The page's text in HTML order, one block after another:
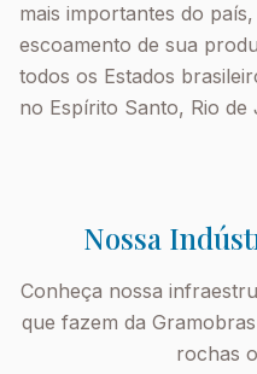
mais importantes do
escoamento de sua
todos os Estados
no Espírito Santo, Rio de
Nossa
Conheça nossa
que fazem da
rochas